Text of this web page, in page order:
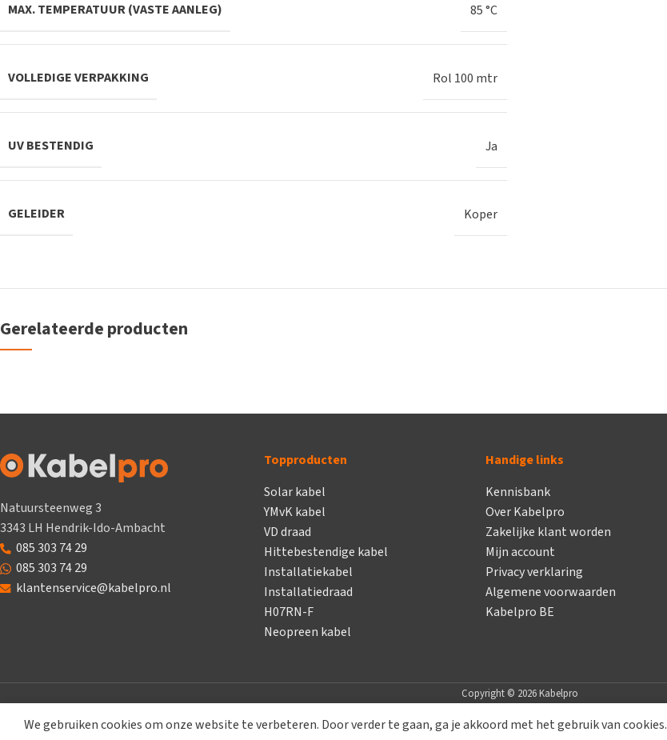
MAX. TEMPERATUUR (VASTE AANLEG) 85 °C
VOLLEDIGE VERPAKKING Rol 100 mtr
UV BESTENDIG Ja
GELEIDER Koper
Gerelateerde producten
Natuursteenweg 3
3343 LH Hendrik-Ido-Ambacht
085 303 74 29
085 303 74 29
klantenservice@kabelpro.nl
Topproducten
Solar kabel
YMvK kabel
VD draad
Hittebestendige kabel
Installatiekabel
Installatiedraad
H07RN-F
Neopreen kabel
Handige links
Kennisbank
Over Kabelpro
Zakelijke klant worden
Mijn account
Privacy verklaring
Algemene voorwaarden
Kabelpro BE
Copyright © 2026 Kabelpro
We gebruiken cookies om onze website te verbeteren. Door verder te gaan, ga je akkoord met het gebruik van cookies.